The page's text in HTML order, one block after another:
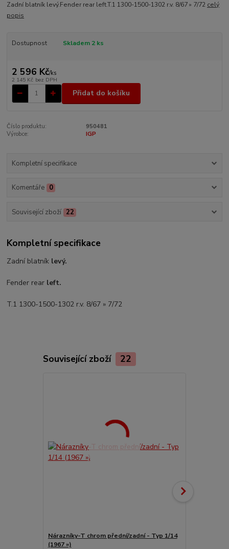
Zadní blatník levý.Fender rear left.T.1 1300-1500-1302 r.v. 8/67 » 7/72 celý
popis
Dostupnost Skladem 2 ks
2 596 Kč/ks
2 145 Kč bez DPH
Přidat do košíku
Číslo produktu:
950481
Výrobce:
IGP
Kompletní specifikace
Komentáře 0
Související zboží 22
Kompletní specifikace
Zadní blatník levý.
Fender rear left.
T.1 1300-1500-1302 r.v. 8/67 » 7/72
Související zboží 22
Nárazníky-T chrom přední/zadní - Typ 1/14
(1967 »)